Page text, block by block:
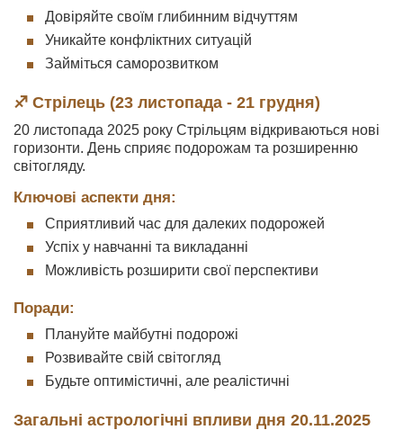
Довіряйте своїм глибинним відчуттям
Уникайте конфліктних ситуацій
Займіться саморозвитком
♐ Стрілець (23 листопада - 21 грудня)
20 листопада 2025 року Стрільцям відкриваються нові
горизонти. День сприяє подорожам та розширенню
світогляду.
Ключові аспекти дня:
Сприятливий час для далеких подорожей
Успіх у навчанні та викладанні
Можливість розширити свої перспективи
Поради:
Плануйте майбутні подорожі
Розвивайте свій світогляд
Будьте оптимістичні, але реалістичні
Загальні астрологічні впливи дня 20.11.2025